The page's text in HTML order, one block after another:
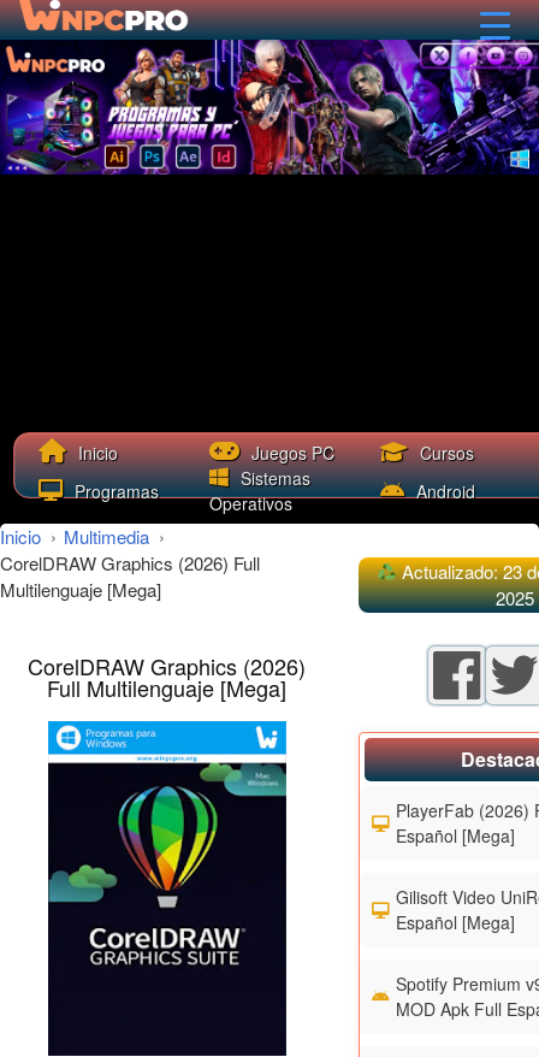
Inicio Juegos PC
Cursos
Programas
Sistemas
Operativos
Android
Inicio › Multimedia ›
CorelDRAW Graphics (2026) Full
Multilenguaje [Mega]
CorelDRAW Graphics (2026)
Full Multilenguaje [Mega]
Actualizado: 23
2025
PlayerFab (2026)
Español [Mega]
Gilisoft Video
Español [Mega]
Spotify Premium
MOD Apk Full